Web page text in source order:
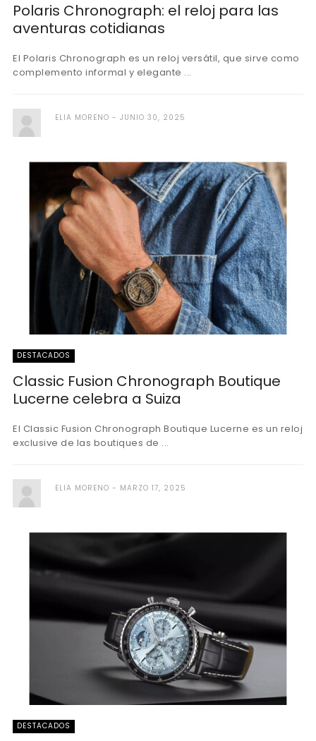
Polaris Chronograph: el reloj para las
aventuras cotidianas
El Polaris Chronograph es un reloj versátil, que sirve como
complemento informal y elegante ...
ELIA MORENO JUNIO 30, 2025
DESTACADOS
Classic Fusion Chronograph Boutique
Lucerne celebra a Suiza
El Classic Fusion Chronograph Boutique Lucerne es un reloj
exclusive de las boutiques de ...
ELIA MORENO MARZO 17, 2025
DESTACADOS